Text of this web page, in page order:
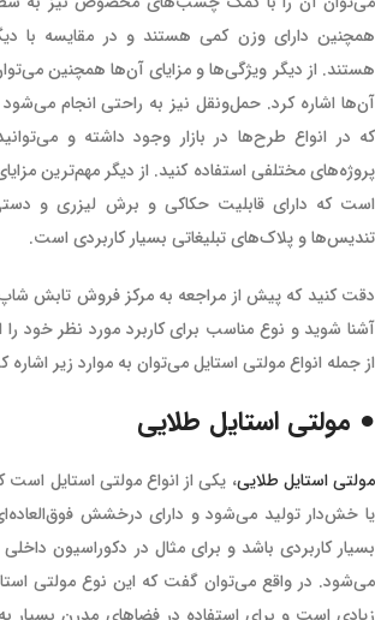
همچنین دارای وزن کمی هستند و در مقایسه با
هستند. از دیگر ویژگی‌ها و مزایای آن‌ها همچنین
آن‌ها اشاره کرد. حمل‌ونقل نیز به راحتی انجام
که در انواع طرح‌ها در بازار وجود داشته و
پروژه‌های مختلفی استفاده کنید. از دیگر مهم‌ترین
است که دارای قابلیت حکاکی و برش لیزری و
تندیس‌ها و پلاک‌های تبلیغاتی بسیار کاربردی است.
دقت کنید که پیش از مراجعه به مرکز فروش تابش شاپ
آشنا شوید و نوع مناسب برای کاربرد مورد نظر خود را
از جمله انواع مولتی استایل می‌توان به موارد زیر اشاره
● مولتی استایل طلایی
مولتی استایل طلایی، یکی از انواع مولتی استایل
یا خش‌دار تولید می‌شود و دارای درخشش
بسیار کاربردی باشد و برای مثال در دکوراسیون داخلی
می‌شود. در واقع می‌توان گفت که این نوع مولتی